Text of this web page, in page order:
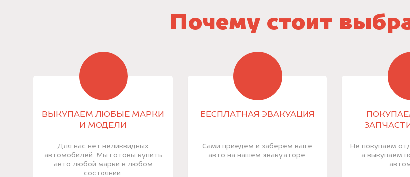
Почему стоит
ВЫКУПАЕМ ЛЮБЫЕ МАРКИ
И МОДЕЛИ
Для нас нет неликвидных
автомобилей. Мы готовы купить
авто любой марки в любом
состоянии.
БЕСПЛАТНАЯ ЭВАКУАЦИЯ
Сами приедем и заберём ваше
авто на нашем эвакуаторе.
Не покупаем
а выкупаем